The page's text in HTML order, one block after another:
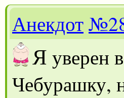
Анекдот
Я уверен
Чебурашку,